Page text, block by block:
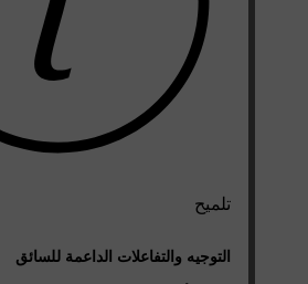
تلميح
التوجيه والتفاعلات الداعمة للسائق